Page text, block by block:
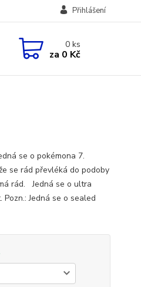
Přihlášení
0ks
za 0 Kč
se o pokémona 7.
se rád převléká do podoby
rád. Jedná se o ultra
Jedná se o sealed